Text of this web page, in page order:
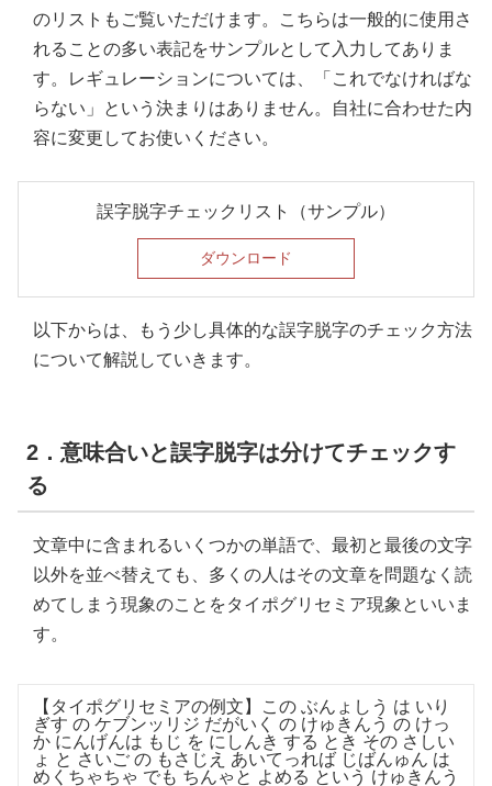
のリストもご覧いただけます。こちらは一般的に使用さ
れることの多い表記をサンプルとして入力してありま
す。レギュレーションについては、「これでなければな
らない」という決まりはありません。自社に合わせた内
容に変更してお使いください。
誤字脱字チェックリスト（サンプル）
ダウンロード
以下からは、もう少し具体的な誤字脱字のチェック方法
について解説していきます。
2．意味合いと誤字脱字は分けてチェックす
る
文章中に含まれるいくつかの単語で、最初と最後の文字
以外を並べ替えても、多くの人はその文章を問題なく読
めてしまう現象のことをタイポグリセミア現象といいま
す。
【タイポグリセミアの例文】この ぶんょしう は いり
ぎす の ケブンッリジ だがいく の けゅきんう の けっ
か にんげんは もじ を にしんき する とき その さしい
ょ と さいご の もさじえ あいてっれば じばんゅん は
めくちゃちゃ でも ちんゃと よめる という けゅきんう